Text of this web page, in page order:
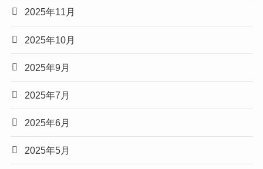
2025年11月
2025年10月
2025年9月
2025年7月
2025年6月
2025年5月